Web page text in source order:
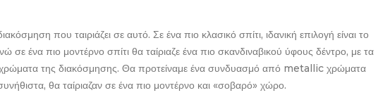
που ταιριάζει σε αυτό. Σε ένα πιο κλασικό σπίτι, ιδανική επιλογή είναι το
σε ένα πιο μοντέρνο σπίτι θα ταίριαζε ένα πιο σκανδιναβικού ύφους δέντρο, με τα
χρώματα της διακόσμησης. Θα προτείναμε ένα συνδυασμό από metallic χρώματα
θα ταίριαζαν σε ένα πιο μοντέρνο και «σοβαρό» χώρο.